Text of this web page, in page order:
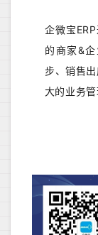
企微宝
的商家&
步、销售
大的业务管